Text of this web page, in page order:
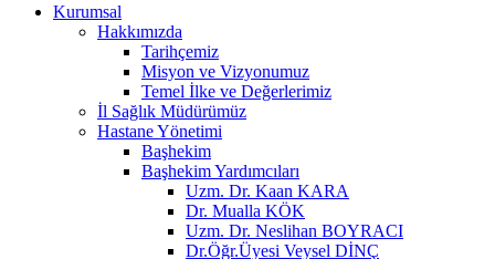
Kurumsal
Hakkımızda
Tarihçemiz
Misyon ve Vizyonumuz
Temel İlke ve Değerlerimiz
İl Sağlık Müdürümüz
Hastane Yönetimi
Başhekim
Başhekim Yardımcıları
Uzm. Dr. Kaan KARA
Dr. Mualla KÖK
Uzm. Dr. Neslihan BOYRACI
Dr.Öğr.Üyesi Veysel DİNÇ